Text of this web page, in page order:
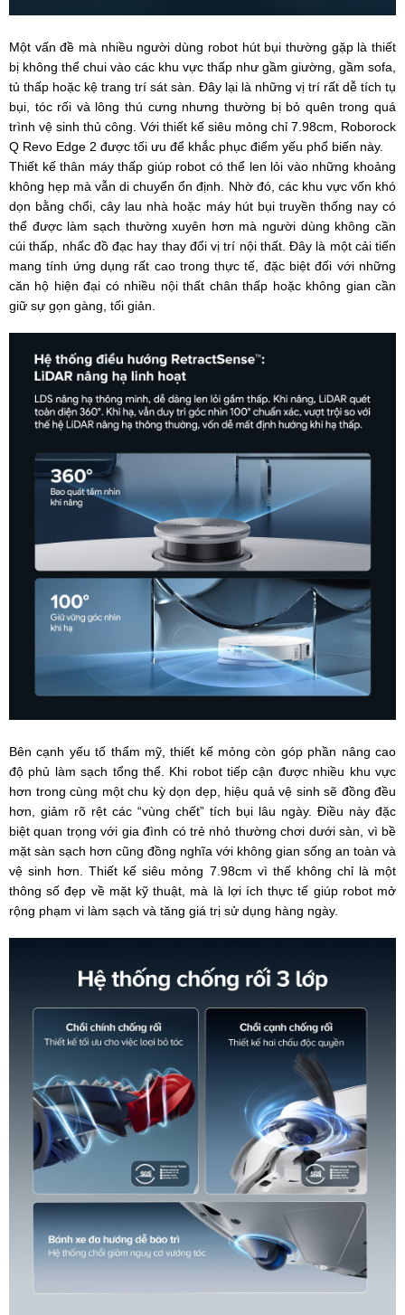
Một vấn đề mà nhiều người dùng robot hút bụi thường gặp là thiết
bị không thể chui vào các khu vực thấp như gầm giường, gầm sofa,
tủ thấp hoặc kệ trang trí sát sàn. Đây lại là những vị trí rất dễ tích tụ
bụi, tóc rối và lông thú cưng nhưng thường bị bỏ quên trong quá
trình vệ sinh thủ công. Với thiết kế siêu mỏng chỉ 7.98cm, Roborock
Q Revo Edge 2 được tối ưu để khắc phục điểm yếu phổ biến này.
Thiết kế thân máy thấp giúp robot có thể len lỏi vào những khoảng
không hẹp mà vẫn di chuyển ổn định. Nhờ đó, các khu vực vốn khó
dọn bằng chổi, cây lau nhà hoặc máy hút bụi truyền thống nay có
thể được làm sạch thường xuyên hơn mà người dùng không cần
cúi thấp, nhấc đồ đạc hay thay đổi vị trí nội thất. Đây là một cải tiến
mang tính ứng dụng rất cao trong thực tế, đặc biệt đối với những
căn hộ hiện đại có nhiều nội thất chân thấp hoặc không gian cần
giữ sự gọn gàng, tối giản.
Bên cạnh yếu tố thẩm mỹ, thiết kế mỏng còn góp phần nâng cao
độ phủ làm sạch tổng thể. Khi robot tiếp cận được nhiều khu vực
hơn trong cùng một chu kỳ dọn dẹp, hiệu quả vệ sinh sẽ đồng đều
hơn, giảm rõ rệt các “vùng chết” tích bụi lâu ngày. Điều này đặc
biệt quan trọng với gia đình có trẻ nhỏ thường chơi dưới sàn, vì bề
mặt sàn sạch hơn cũng đồng nghĩa với không gian sống an toàn và
vệ sinh hơn. Thiết kế siêu mỏng 7.98cm vì thế không chỉ là một
thông số đẹp về mặt kỹ thuật, mà là lợi ích thực tế giúp robot mở
rộng phạm vi làm sạch và tăng giá trị sử dụng hàng ngày.